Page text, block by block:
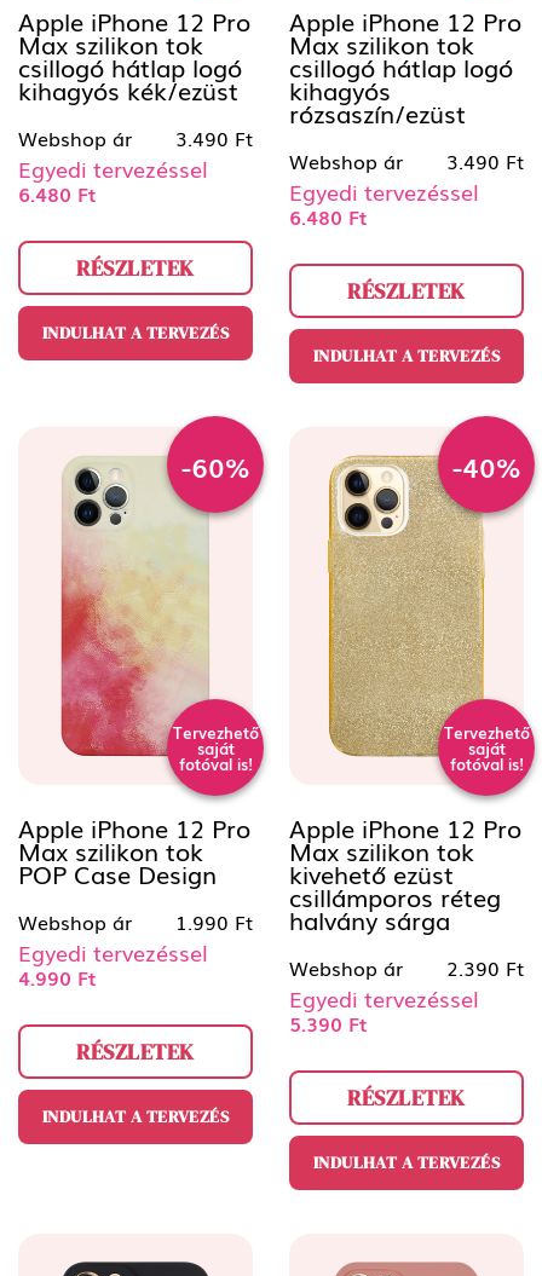
Apple iPhone 12 Pro
Max szilikon tok
csillogó hátlap logó
kihagyós kék/ezüst
Webshop ár 3.490 Ft
Egyedi tervezéssel
6.480 Ft
RÉSZLETEK
INDULHAT A TERVEZÉS
Apple iPhone 12 Pro
Max szilikon tok
csillogó hátlap logó
kihagyós
rózsaszín/ezüst
Webshop ár 3.490 Ft
Egyedi tervezéssel
6.480 Ft
RÉSZLETEK
INDULHAT A TERVEZÉS
-60%
Tervezhető
saját
fotóval is!
Apple iPhone 12 Pro
Max szilikon tok
POP Case Design
Webshop ár 1.990 Ft
Egyedi tervezéssel
4.990 Ft
RÉSZLETEK
INDULHAT A TERVEZÉS
-40%
Tervezhető
saját
fotóval is!
Apple iPhone 12 Pro
Max szilikon tok
kivehető ezüst
csillámporos réteg
halvány sárga
Webshop ár 2.390 Ft
Egyedi tervezéssel
5.390 Ft
RÉSZLETEK
INDULHAT A TERVEZÉS